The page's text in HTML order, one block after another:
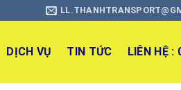
DỊCH VỤ TIN TỨC LIÊN HỆ :